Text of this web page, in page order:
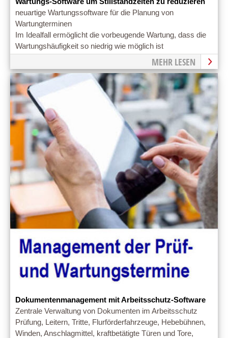
neuartige Wartungssoftware für die Planung von
Wartungterminen
Im Idealfall ermöglicht die vorbeugende Wartung, dass die
Wartungshäufigkeit so niedrig wie möglich ist
MEHR LESEN
Dokumentenmanagement mit Arbeitsschutz-Software
Zentrale Verwaltung von Dokumenten im Arbeitsschutz
Prüfung, Leitern, Tritte, Flurförderfahrzeuge, Hebebühnen,
Winden, Anschlagmittel, kraftbetätigte Türen und Tore,